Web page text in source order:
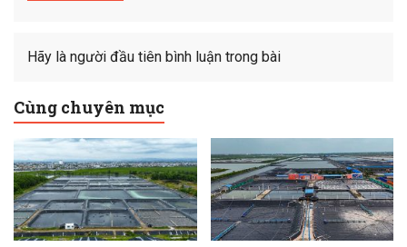
Hãy là người đầu tiên bình luận trong bài
Cùng chuyên mục